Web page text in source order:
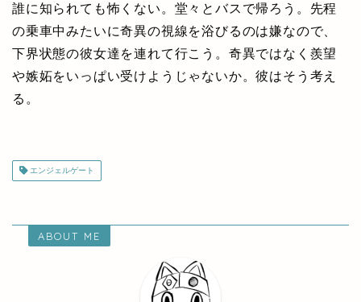
誰に知られても怖くない。堂々とバスで帰ろう。先程
の乗車中みたいに奇異の視線を浴びるのは嫌なので、
下界状態の彼女達を連れて行こう。奇異ではなく羨望
や嫉妬をいっぱい受けようじゃないか。彼はそう考え
る。
エンジェルゲート
ABOUT ME